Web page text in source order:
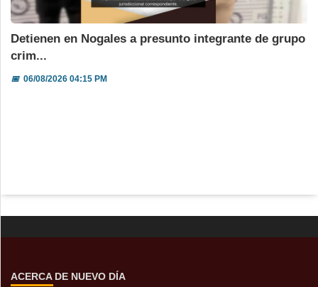
Detienen en Nogales a presunto integrante de grupo
crim...
📅06/08/2026 04:15 PM
ACERCA DE NUEVO DÍA